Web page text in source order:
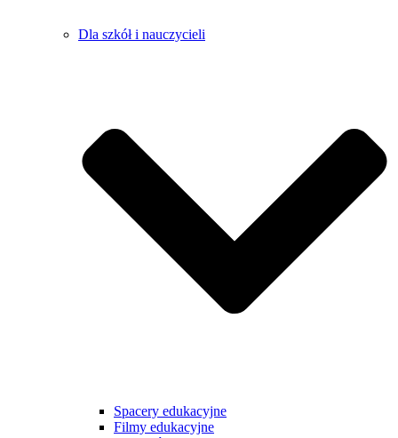
Dla szkół i nauczycieli
Spacery edukacyjne
Filmy edukacyjne